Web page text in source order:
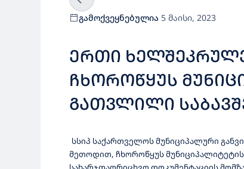
გამოქვეყნებულია 5 მაისი, 2023
ᲔᲠᲗᲘ
ᲩᲮᲝᲠᲝᲬᲧᲣᲡ
ᲒᲐᲗᲕᲚᲘᲚᲘ
ᲓᲔᲢᲐᲚᲣᲠᲘ
სსიპ საქართველოს მუნიციპალური
მეთოდით, ჩხოროწყუს